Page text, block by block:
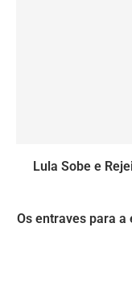
Lula Sobe e
Os entraves para a